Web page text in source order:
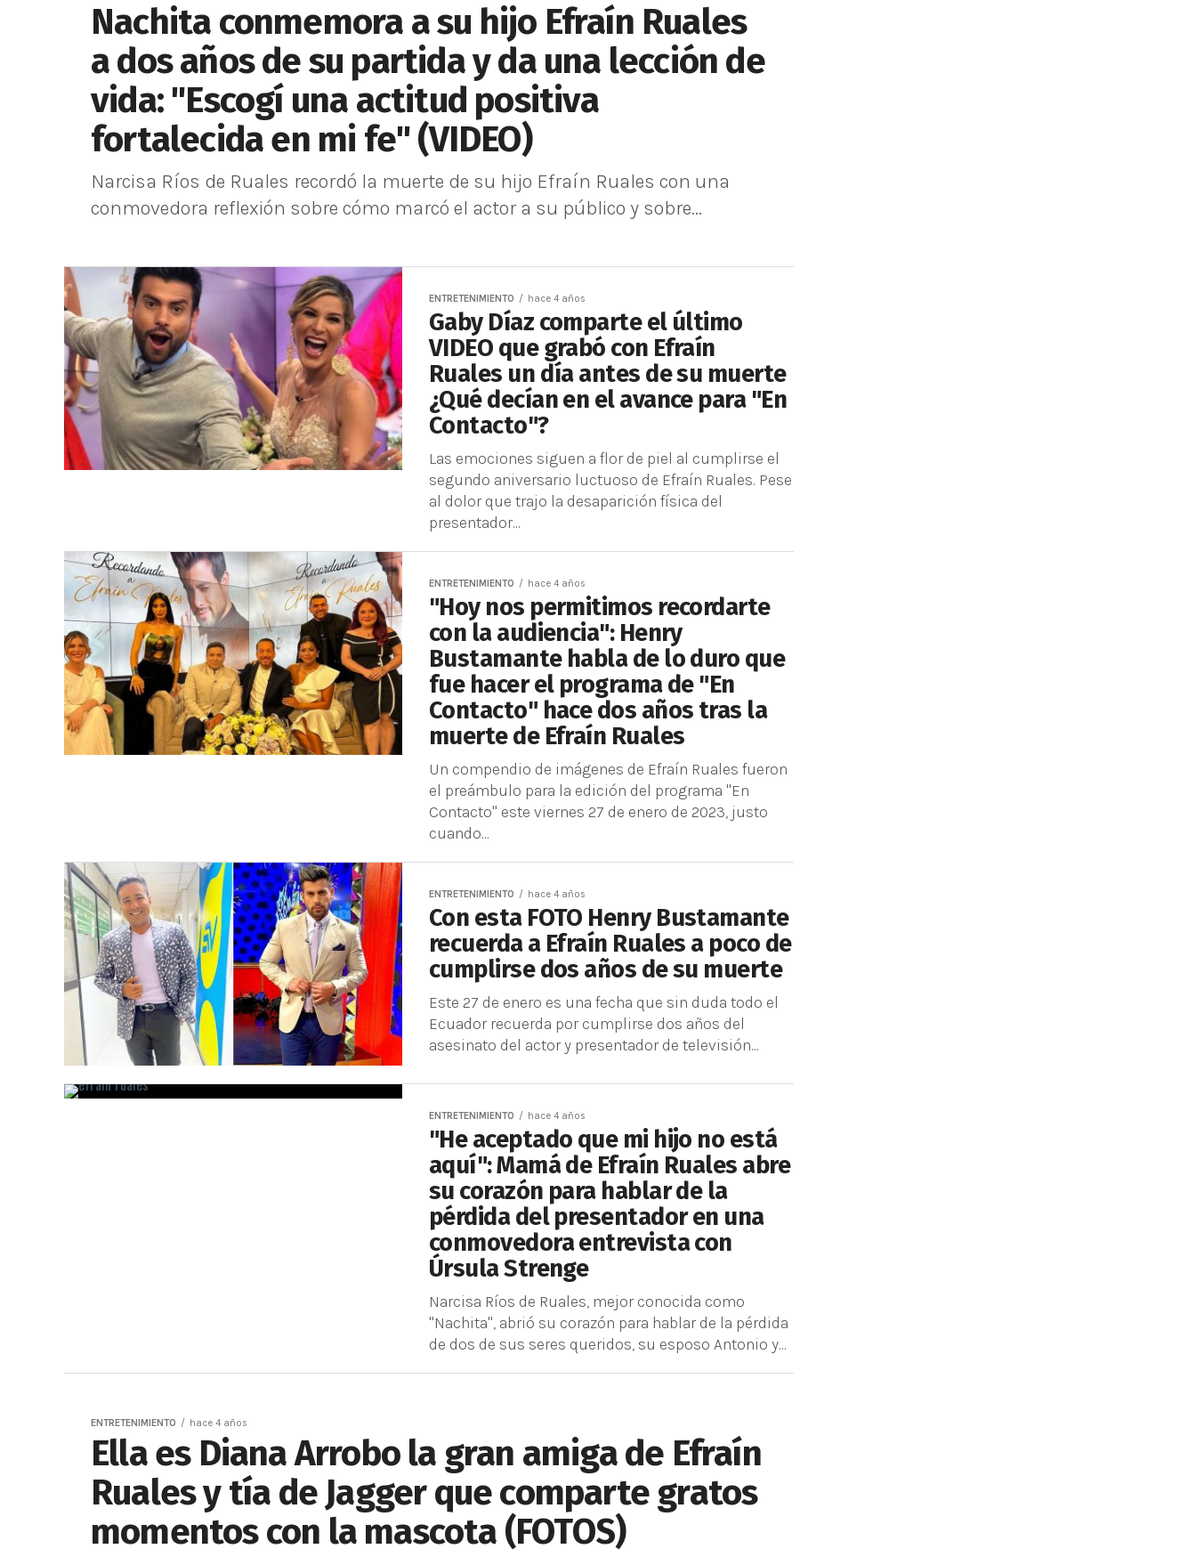
Nachita conmemora a su hijo Efraín Ruales
a dos años de su partida y da una lección de
vida: "Escogí una actitud positiva
fortalecida en mi fe" (VIDEO)
Narcisa Ríos de Ruales recordó la muerte de su hijo Efraín Ruales con una
conmovedora reflexión sobre cómo marcó el actor a su público y sobre...
ENTRETENIMIENTO hace 4 años
Gaby Díaz comparte el último
VIDEO que grabó con Efraín
Ruales un día antes de su muerte
¿Qué decían en el avance para "En
Contacto"?
Las emociones siguen a flor de piel al cumplirse el
segundo aniversario luctuoso de Efraín Ruales. Pese
al dolor que trajo la desaparición física del
presentador...
ENTRETENIMIENTO hace 4 años
"Hoy nos permitimos recordarte
con la audiencia": Henry
Bustamante habla de lo duro que
fue hacer el programa de "En
Contacto" hace dos años tras la
muerte de Efraín Ruales
Un compendio de imágenes de Efraín Ruales fueron
el preámbulo para la edición del programa "En
Contacto" este viernes 27 de enero de 2023, justo
cuando...
ENTRETENIMIENTO hace 4 años
Con esta FOTO Henry Bustamante
recuerda a Efraín Ruales a poco de
cumplirse dos años de su muerte
Este 27 de enero es una fecha que sin duda todo el
Ecuador recuerda por cumplirse dos años del
asesinato del actor y presentador de televisión...
ENTRETENIMIENTO hace 4 años
"He aceptado que mi hijo no está
aquí": Mamá de Efraín Ruales abre
su corazón para hablar de la
pérdida del presentador en una
conmovedora entrevista con
Úrsula Strenge
Narcisa Ríos de Ruales, mejor conocida como
"Nachita", abrió su corazón para hablar de la pérdida
de dos de sus seres queridos, su esposo Antonio y...
ENTRETENIMIENTO hace 4 años
Ella es Diana Arrobo la gran amiga de Efraín
Ruales y tía de Jagger que comparte gratos
momentos con la mascota (FOTOS)